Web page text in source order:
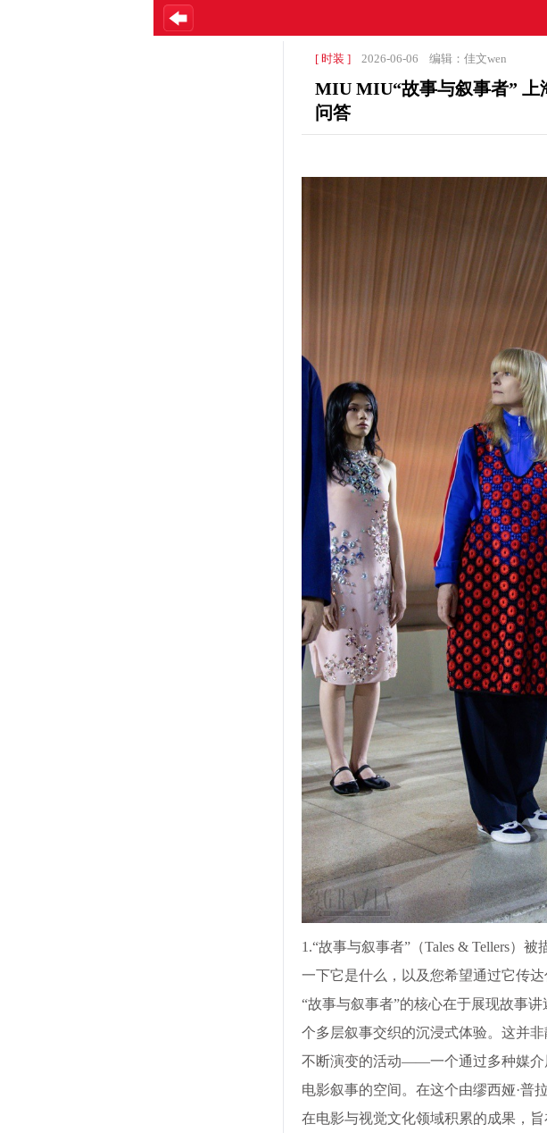
[ 时装 ] 2026-06-06 编辑：佳文wen
MIU MIU“故事与叙事者” 上
问答
1.“故事与叙事者”（Tales & Tellers）
一下它是什么，以及您希望通过它传达
“故事与叙事者”的核心在于展现故事
个多层叙事交织的沉浸式体验。这并
不断演变的活动——一个通过多种媒介
电影叙事的空间。在这个由缪西娅·普
在电影与视觉文化领域积累的成果，